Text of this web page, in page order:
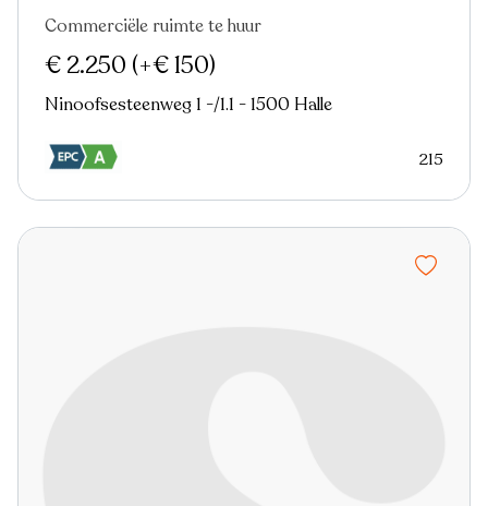
Commerciële ruimte te huur
€ 2.250 (+€ 150)
Ninoofsesteenweg 1 -/1.1 - 1500 Halle
215